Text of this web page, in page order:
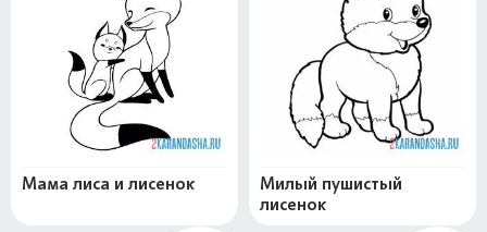
Мама лиса и лисенок
Милый пушистый
лисенок